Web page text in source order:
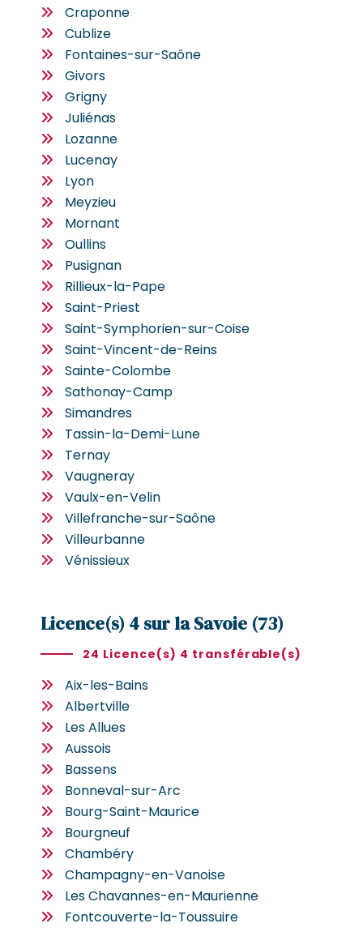
Craponne
Cublize
Fontaines-sur-Saône
Givors
Grigny
Juliénas
Lozanne
Lucenay
Lyon
Meyzieu
Mornant
Oullins
Pusignan
Rillieux-la-Pape
Saint-Priest
Saint-Symphorien-sur-Coise
Saint-Vincent-de-Reins
Sainte-Colombe
Sathonay-Camp
Simandres
Tassin-la-Demi-Lune
Ternay
Vaugneray
Vaulx-en-Velin
Villefranche-sur-Saône
Villeurbanne
Vénissieux
Licence(s) 4 sur la Savoie (73)
24 Licence(s) 4 transférable(s)
Aix-les-Bains
Albertville
Les Allues
Aussois
Bassens
Bonneval-sur-Arc
Bourg-Saint-Maurice
Bourgneuf
Chambéry
Champagny-en-Vanoise
Les Chavannes-en-Maurienne
Fontcouverte-la-Toussuire